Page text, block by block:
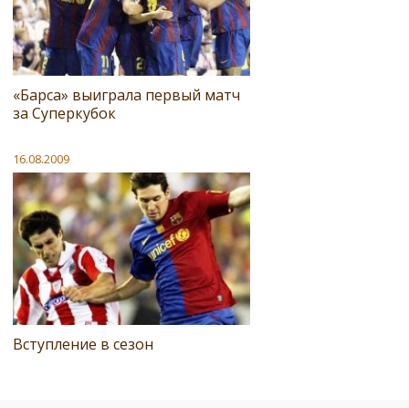
«Барса» выиграла первый матч
за Суперкубок
16.08.2009
Вступление в сезон